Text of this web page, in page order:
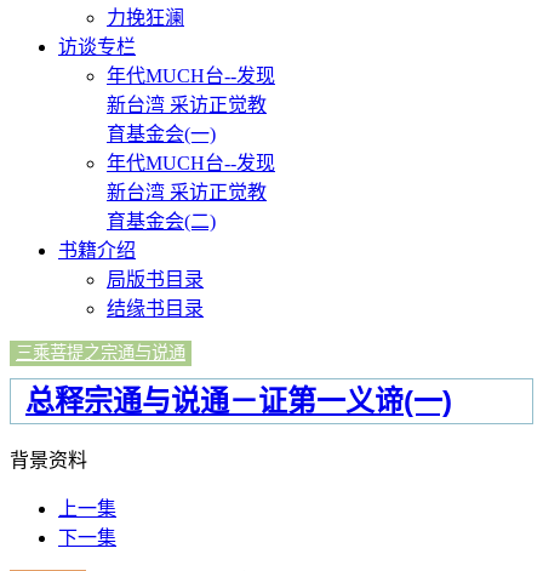
力挽狂澜
访谈专栏
年代MUCH台--发现
新台湾 采访正觉教
育基金会(一)
年代MUCH台--发现
新台湾 采访正觉教
育基金会(二)
书籍介绍
局版书目录
结缘书目录
三乘菩提之宗通与说通
总释宗通与说通－证第一义谛(一)
背景资料
上一集
下一集